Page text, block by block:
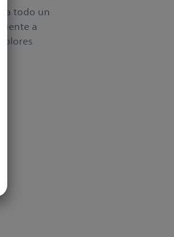
todo un
a